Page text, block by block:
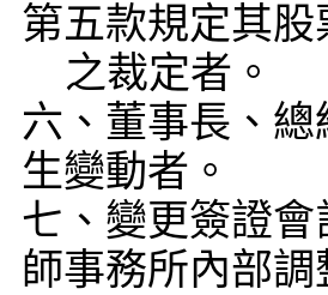
第五款規定其
六、董事長、
生變動者。
七、變更簽證
師事務所內部